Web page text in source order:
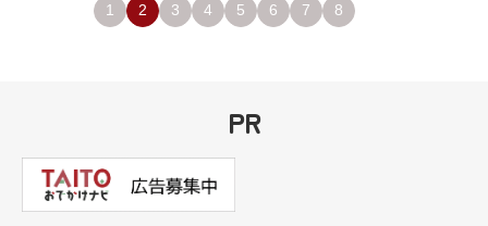
1 2 3 4 5 6 7 8
PR